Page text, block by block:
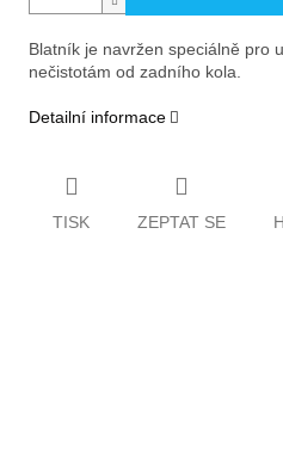
Blatník je navržen speciálně pro
nečistotám od zadního kola.
Detailní informace
TISK ZEPTAT SE